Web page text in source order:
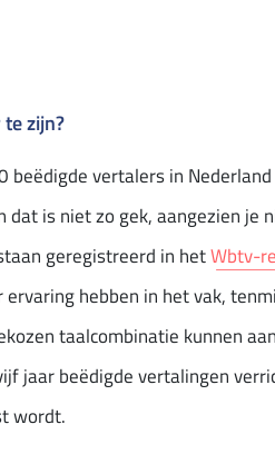
zijn?
vertalers in
is niet zo gek, aangezien
geregistreerd in hetWbtv-
hebben in het vak,
taalcombinatie kunnen
jaar beëdigde vertalingen
wordt.